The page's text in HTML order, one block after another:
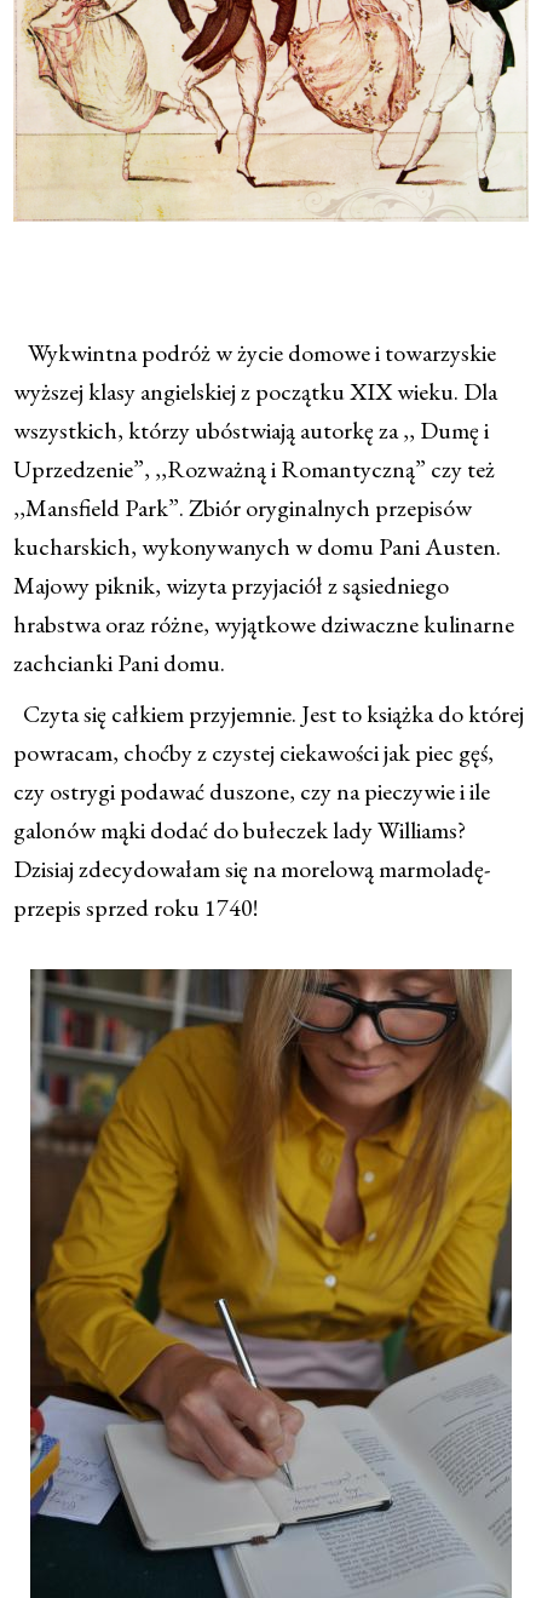
Wykwintna podróż w życie domowe i towarzyskie
wyższej klasy angielskiej z początku XIX wieku. Dla
wszystkich, którzy ubóstwiają autorkę za ,, Dumę i
Uprzedzenie”, ,,Rozważną i Romantyczną” czy też
,,Mansfield Park”. Zbiór oryginalnych przepisów
kucharskich, wykonywanych w domu Pani Austen.
Majowy piknik, wizyta przyjaciół z sąsiedniego
hrabstwa oraz różne, wyjątkowe dziwaczne kulinarne
zachcianki Pani domu.
Czyta się całkiem przyjemnie. Jest to książka do której
powracam, choćby z czystej ciekawości jak piec gęś,
czy ostrygi podawać duszone, czy na pieczywie i ile
galonów mąki dodać do bułeczek lady Williams?
Dzisiaj zdecydowałam się na morelową marmoladę-
przepis sprzed roku 1740!